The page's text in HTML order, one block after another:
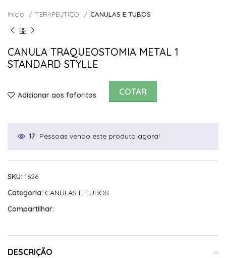
Início TERAPEUTICO CANULAS E TUBOS
CANULA TRAQUEOSTOMIA METAL 1
STANDARD STYLLE
Adicionar aos faforitos COTAR
17 Pessoas vendo este produto agora!
SKU: 1626
Categoria: CANULAS E TUBOS
Compartilhar:
DESCRIÇÃO